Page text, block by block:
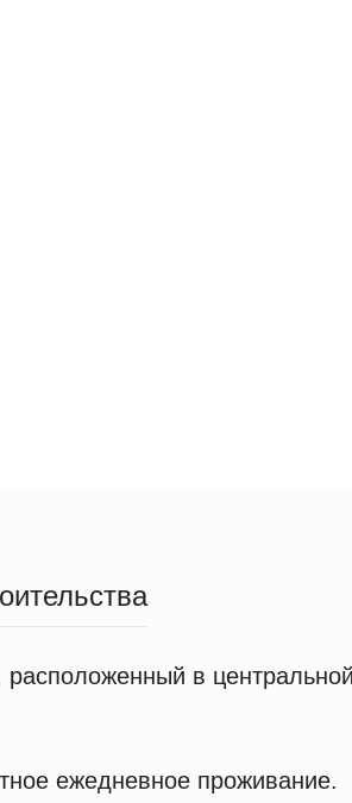
в
ежедневное проживание.